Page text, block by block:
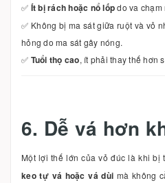
✅ Ít bị rách hoặc nổ lốpdo va chạm
✅ Không bị ma sát giữa ruột và vỏ
hỏng do ma sát gây nóng.
✅ Tuổi thọ cao, ít phải thay thế hơn
6. Dễ vá hơn
Một lợi thế lớn của vỏ đúc là khi bị
keo tự vá hoặc vá dùi mà không